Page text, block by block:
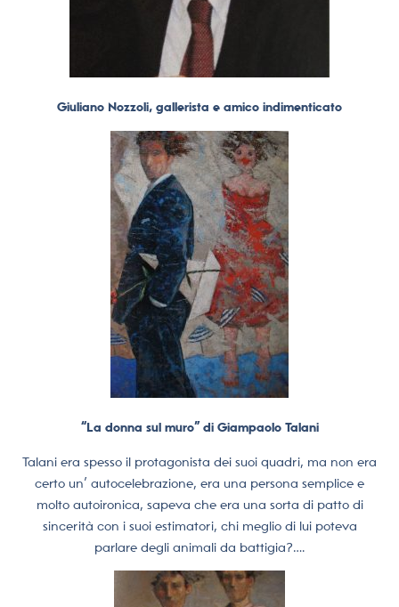
Giuliano Nozzoli, gallerista e amico indimenticato
“La donna sul muro” di Giampaolo Talani
Talani era spesso il protagonista dei suoi quadri, ma non era
certo un’ autocelebrazione, era una persona semplice e
molto autoironica, sapeva che era una sorta di patto di
sincerità con i suoi estimatori, chi meglio di lui poteva
parlare degli animali da battigia?….